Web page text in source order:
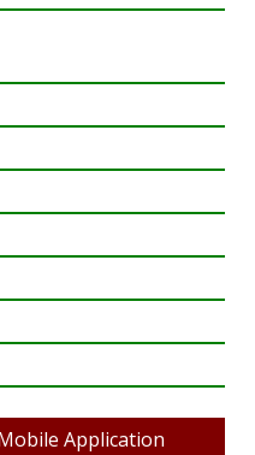
Application